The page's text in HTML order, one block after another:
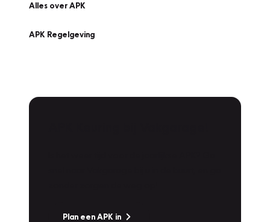
Alles over APK
APK Regelgeving
Plan een APK in